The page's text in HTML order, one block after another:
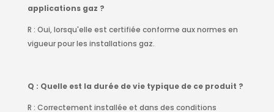
applications gaz ?
R : Oui, lorsqu'elle est certifiée conforme aux normes en
vigueur pour les installations gaz.
Q : Quelle est la durée de vie typique de ce produit ?
R : Correctement installée et dans des conditions